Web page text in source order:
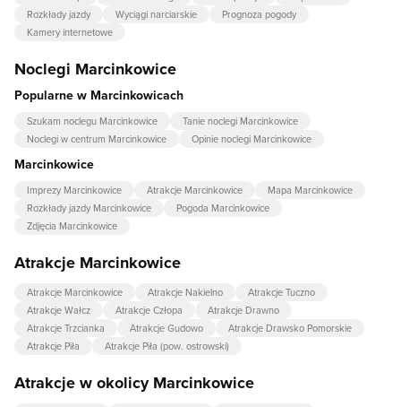
Rozkłady jazdy
Wyciągi narciarskie
Prognoza pogody
Kamery internetowe
Noclegi Marcinkowice
Popularne w Marcinkowicach
Szukam noclegu Marcinkowice
Tanie noclegi Marcinkowice
Noclegi w centrum Marcinkowice
Opinie noclegi Marcinkowice
Marcinkowice
Imprezy Marcinkowice Atrakcje Marcinkowice
Mapa Marcinkowice
Rozkłady jazdy Marcinkowice
Pogoda Marcinkowice
Zdjęcia Marcinkowice
Atrakcje Marcinkowice
Atrakcje Marcinkowice Atrakcje Nakielno
Atrakcje Tuczno
Atrakcje Wałcz
Atrakcje Człopa
Atrakcje Drawno
Atrakcje Trzcianka
Atrakcje Gudowo
Atrakcje Drawsko Pomorskie
Atrakcje Piła
Atrakcje Piła (pow. ostrowski)
Atrakcje w okolicy Marcinkowice